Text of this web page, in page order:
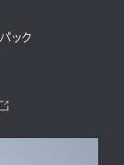
ック